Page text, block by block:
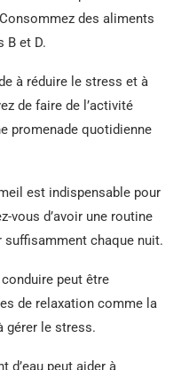
des aliments
B et D.
à réduire le stress et à
de faire de l’activité
promenade quotidienne
est indispensable pour
vous d’avoir une routine
chaque nuit.
peut être
de relaxation comme la
gérer le stress.
d’eau peut aider à